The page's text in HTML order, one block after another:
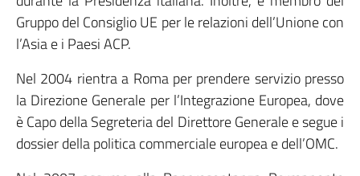
Gruppo del Consiglio UE per le relazioni dell’Unione con
l’Asia e i Paesi ACP.
Nel 2004 rientra a Roma per prendere servizio presso
la Direzione Generale per l’Integrazione Europea, dove
è Capo della Segreteria del Direttore Generale e segue i
dossier della politica commerciale europea e dell’OMC.